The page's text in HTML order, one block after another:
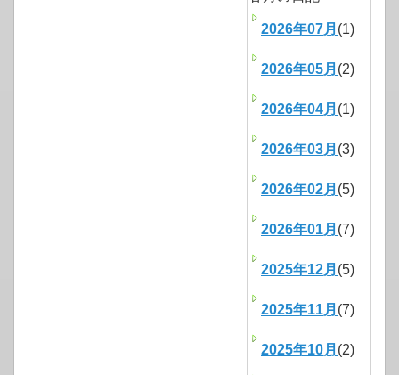
2026年07月 (1)
2026年05月 (2)
2026年04月 (1)
2026年03月 (3)
2026年02月 (5)
2026年01月 (7)
2025年12月 (5)
2025年11月 (7)
2025年10月 (2)